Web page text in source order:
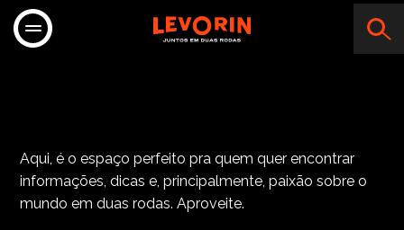
Aqui, é o espaço perfeito pra quem quer encontrar
informações, dicas e, principalmente, paixão sobre o
mundo em duas rodas. Aproveite.